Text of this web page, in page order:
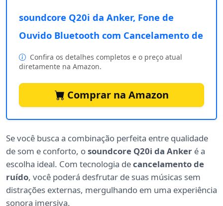
soundcore Q20i da Anker, Fone de
Ouvido Bluetooth com Cancelamento de
Confira os detalhes completos e o preço atual
diretamente na Amazon.
Comprar na Amazon
Se você busca a combinação perfeita entre qualidade
de som e conforto, osoundcore Q20i da Anker é a
escolha ideal. Com tecnologia decancelamento de
ruído, você poderá desfrutar de suas músicas sem
distrações externas, mergulhando em uma experiência
sonora imersiva.